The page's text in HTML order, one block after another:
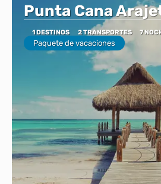
Punta Cana
1 DESTINOS 2 TRANSPORTES 7
Paquete de vacaciones